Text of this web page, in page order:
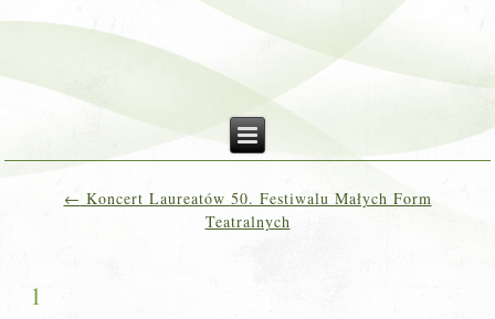
← Koncert Laureatów 50. Festiwalu Małych Form
Teatralnych
1